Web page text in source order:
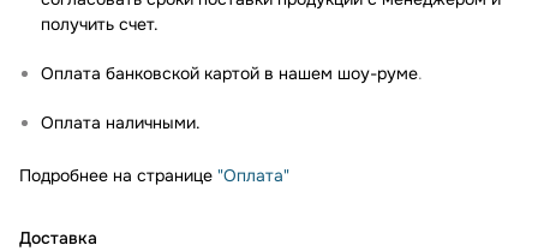
получить счет.
Оплата банковской картой в нашем шоу-руме.
Оплата наличными.
Подробнее на странице "Оплата"
Доставка